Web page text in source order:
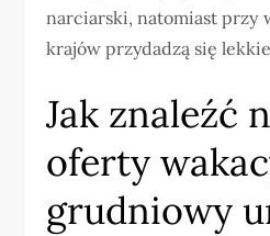
narciarski, natomiast przy
krajów przydadzą się
Jak znaleźć
oferty
grudniowy